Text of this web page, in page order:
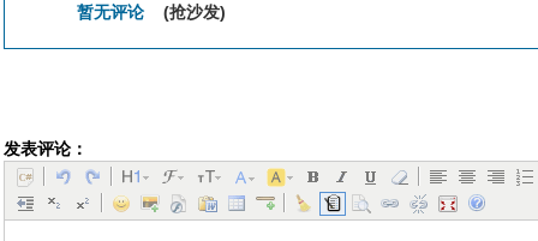
暂无评论 (抢沙发)
发表评论：